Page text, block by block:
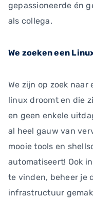
gepassioneerde én
als collega.
We zoeken een
We zijn op zoek
linux droomt en die
en geen enkele
al heel gauw van
mooie tools en
automatiseert! Ook
te vinden, beheer je
infrastructuur